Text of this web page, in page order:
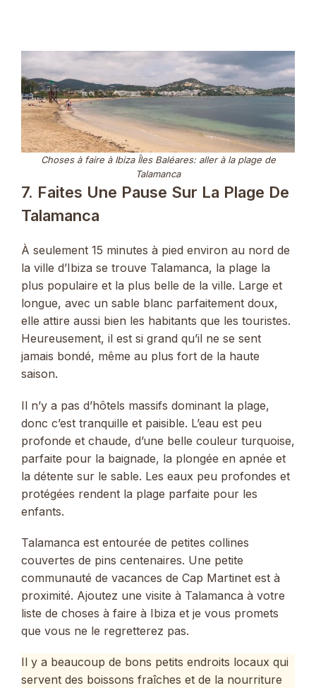
Choses à faire à Ibiza Îles Baléares: aller à la plage de
Talamanca
7. Faites Une Pause Sur La Plage De
Talamanca
À seulement 15 minutes à pied environ au nord de
la ville d’Ibiza se trouve Talamanca, la plage la
plus populaire et la plus belle de la ville. Large et
longue, avec un sable blanc parfaitement doux,
elle attire aussi bien les habitants que les touristes.
Heureusement, il est si grand qu’il ne se sent
jamais bondé, même au plus fort de la haute
saison.
Il n’y a pas d’hôtels massifs dominant la plage,
donc c’est tranquille et paisible. L’eau est peu
profonde et chaude, d’une belle couleur turquoise,
parfaite pour la baignade, la plongée en apnée et
la détente sur le sable. Les eaux peu profondes et
protégées rendent la plage parfaite pour les
enfants.
Talamanca est entourée de petites collines
couvertes de pins centenaires. Une petite
communauté de vacances de Cap Martinet est à
proximité. Ajoutez une visite à Talamanca à votre
liste de choses à faire à Ibiza et je vous promets
que vous ne le regretterez pas.
Il y a beaucoup de bons petits endroits locaux qui
servent des boissons fraîches et de la nourriture